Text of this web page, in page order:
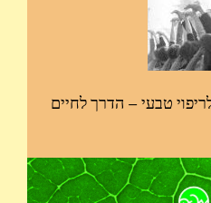
טבעי – הדרך לחיים